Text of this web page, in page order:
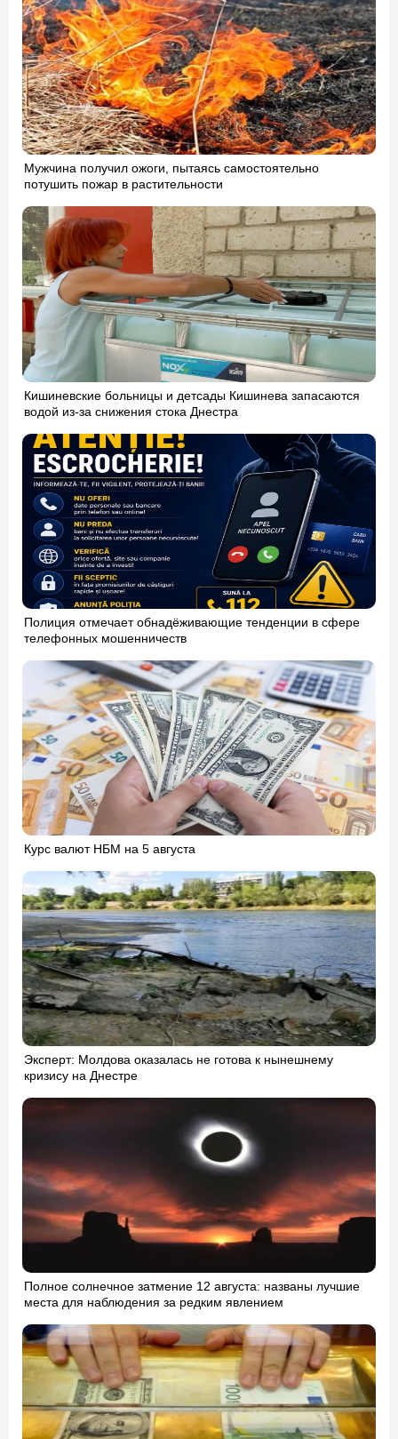
Мужчина получил ожоги, пытаясь самостоятельно
потушить пожар в растительности
Кишиневские больницы и детсады Кишинева запасаются
водой из-за снижения стока Днестра
Полиция отмечает обнадёживающие тенденции в сфере
телефонных мошенничеств
Курс валют НБМ на 5 августа
Эксперт: Молдова оказалась не готова к нынешнему
кризису на Днестре
Полное солнечное затмение 12 августа: названы лучшие
места для наблюдения за редким явлением